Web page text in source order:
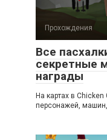
Прохождения
Все
секретные
награды
На картах в
персонажей,